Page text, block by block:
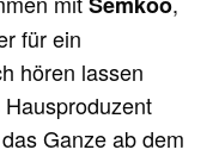
für ein
hören lassen
Ganze ab dem